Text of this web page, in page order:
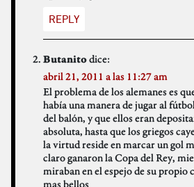
REPLY
Butanitodice:
abril 21, 2011 a las 11:27 am
El problema de los alemanes es
había una manera de jugar al
del balón, y que ellos eran
absoluta, hasta que los griegos
la virtud reside en marcar un gol
claro ganaron la Copa del Rey,
miraban en el espejo de su propio
mas bellos